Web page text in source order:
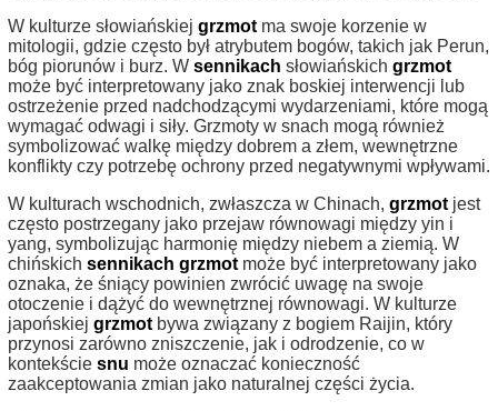
W kulturze słowiańskiej grzmot ma swoje korzenie w
mitologii, gdzie często był atrybutem bogów, takich jak Perun,
bóg piorunów i burz. W sennikach słowiańskich grzmot
może być interpretowany jako znak boskiej interwencji lub
ostrzeżenie przed nadchodzącymi wydarzeniami, które mogą
wymagać odwagi i siły. Grzmoty w snach mogą również
symbolizować walkę między dobrem a złem, wewnętrzne
konflikty czy potrzebę ochrony przed negatywnymi wpływami.
W kulturach wschodnich, zwłaszcza w Chinach, grzmot jest
często postrzegany jako przejaw równowagi między yin i
yang, symbolizując harmonię między niebem a ziemią. W
chińskich sennikach grzmot może być interpretowany jako
oznaka, że śniący powinien zwrócić uwagę na swoje
otoczenie i dążyć do wewnętrznej równowagi. W kulturze
japońskiej grzmot bywa związany z bogiem Raijin, który
przynosi zarówno zniszczenie, jak i odrodzenie, co w
kontekście snu może oznaczać konieczność
zaakceptowania zmian jako naturalnej części życia.